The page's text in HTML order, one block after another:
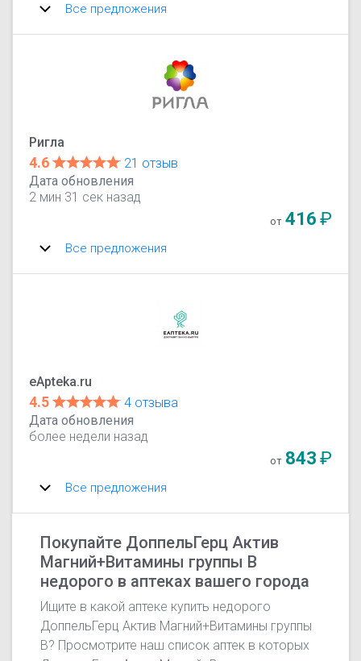
Все предложения
Ригла
4.6
21 отзыв
Дата обновления
2 мин 31 сек назад
от 416₽
Все предложения
eApteka.ru
4.5
4 отзыва
Дата обновления
более недели назад
от 843₽
Все предложения
Покупайте ДоппельГерц Актив
Магний+Витамины группы В
недорого в аптеках вашего города
Ищите в какой аптеке купить недорого
ДоппельГерц Актив Магний+Витамины группы
В? Просмотрите наш список аптек в которых